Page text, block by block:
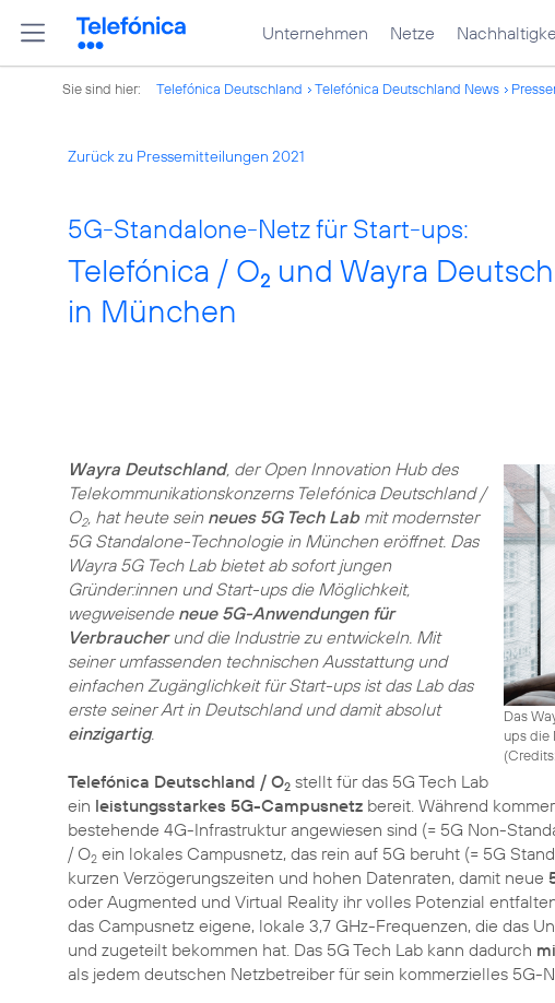
Unternehmen Netze
Sie sind hier: Telefónica Deutschland Telefónica Deutschland News
Zurück zu Pressemitteilungen 2021
5G-Standalone-Netz für Start-ups:
Telefónica / O2 und Wayra
in München
Das
ups die
(
Wayra Deutschland, der Open Innovation Hub des
Telekommunikationskonzerns Telefónica Deutschland /
O2, hat heute sein neues 5G Tech Lab mit modernster
5G Standalone-Technologie in München eröffnet. Das
Wayra 5G Tech Lab bietet ab sofort jungen
Gründer:innen und Start-ups die Möglichkeit,
wegweisende neue 5G-Anwendungen für
Verbraucherund die Industrie zu entwickeln. Mit
seiner umfassenden technischen Ausstattung und
einfachen Zugänglichkeit für Start-ups ist das Lab das
erste seiner Art in Deutschland und damit absolut
einzigartig.
Telefónica Deutschland / O2 stellt für das 5G Tech Lab
ein leistungsstarkes 5G-Campusnetz bereit. Während
bestehende 4G-Infrastruktur angewiesen sind (= 5G Non-
/ O2 ein lokales Campusnetz, das rein auf 5G beruht (= 5G
kurzen Verzögerungszeiten und hohen Datenraten, damit neue
oder Augmented und Virtual Reality ihr volles Potenzial
das Campusnetz eigene, lokale 3,7 GHz-Frequenzen, die das
und zugeteilt bekommen hat. Das 5G Tech Lab kann dadurch
als jedem deutschen Netzbetreiber für sein kommerzielles 5G-